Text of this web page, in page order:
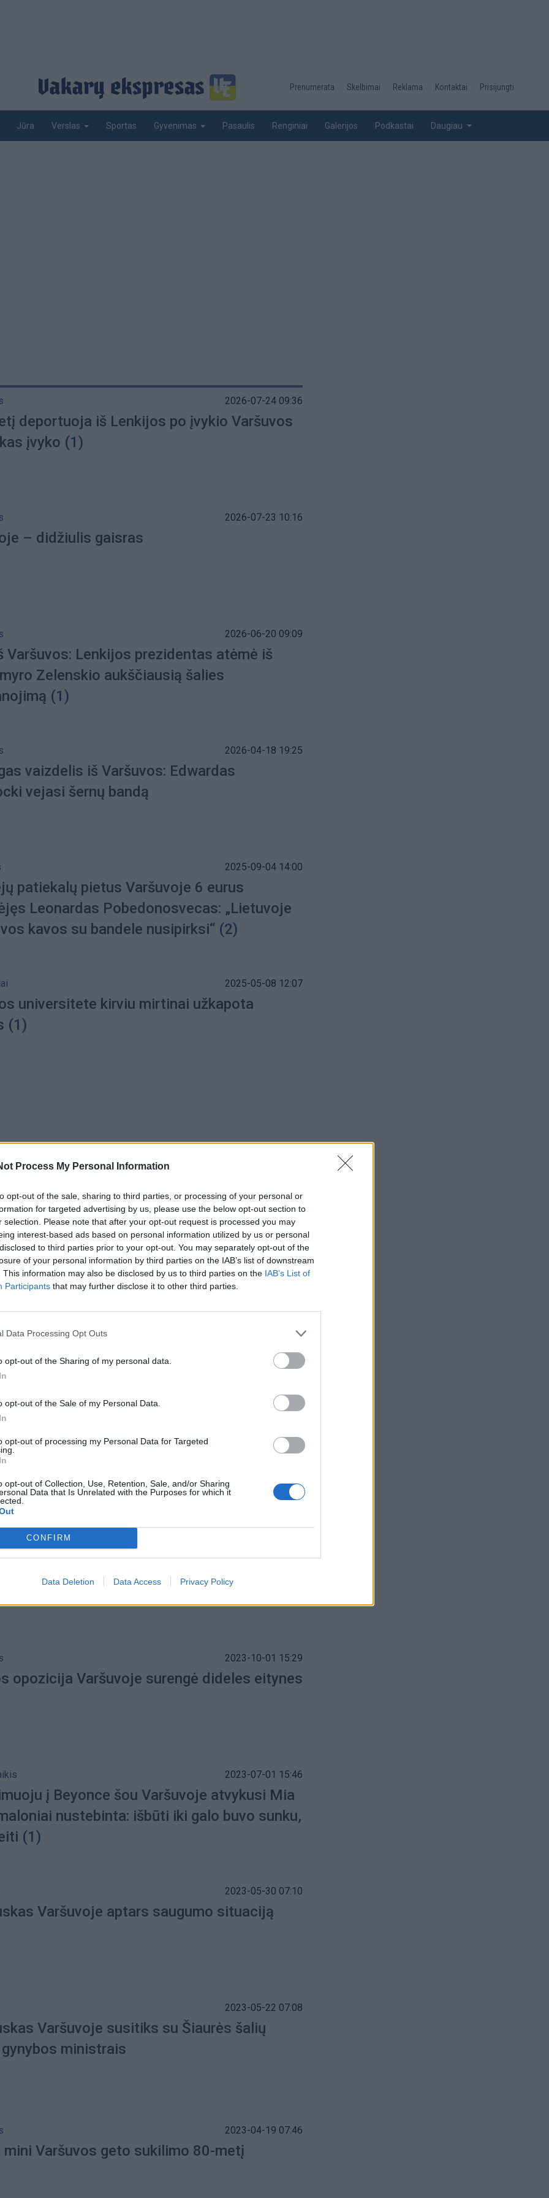
Process My Personal Information
opt-out of the sale, sharing to third parties, or processing of your personal or
for targeted advertising by us, please use the below opt-out section to
selection. Please note that after your opt-out request is processed you may
interest-based ads based on personal information utilized by us or personal
to third parties prior to your opt-out. You may separately opt-out of the
of your personal information by third parties on the IAB’s list of downstream
This information may also be disclosed by us to third parties on the IAB’s List of
Participants that may further disclose it to other third parties.
Data Processing Opt Outs
opt-out of the Sharing of my personal data.
opt-out of the Sale of my Personal Data.
opt-out of processing my Personal Data for Targeted
opt-out of Collection, Use, Retention, Sale, and/or Sharing
Data that Is Unrelated with the Purposes for which it
CONFIRM
Data Deletion Data Access Privacy Policy
Desktop
top
Prenumerata Skelbimai Reklama Kontaktai Prisijungti
Jūra Verslas Sportas Gyvenimas Pasaulis Renginiai Galerijos Podkastai Daugiau
2026-07-24 09:36
deportuoja iš Lenkijos po įvykio Varšuvos
įvyko (1)
2026-07-23 10:16
– didžiulis gaisras
2026-06-20 09:09
Varšuvos: Lenkijos prezidentas atėmė iš
Zelenskio aukščiausią šalies
(1)
2026-04-18 19:25
vaizdelis iš Varšuvos: Edwardas
vejasi šernų bandą
2025-09-04 14:00
patiekalų pietus Varšuvoje 6 eurus
Leonardas Pobedonosvecas: „Lietuvoje
kavos su bandele nusipirksi“ (2)
2025-05-08 12:07
universitete kirviu mirtinai užkapota
(1)
išardė Baltarusijos ir Rusijos šantažo grupę
išvykoms: trys kelionės autobusu
kainą
2023-10-01 15:29
opozicija Varšuvoje surengė dideles eitynes
2023-07-01 15:46
į Beyonce šou Varšuvoje atvykusi Mia
nustebinta: išbūti iki galo buvo sunku,
(1)
2023-05-30 07:10
Varšuvoje aptars saugumo situaciją
2023-05-22 07:08
Varšuvoje susitiks su Šiaurės šalių
ministrais
2023-04-19 07:46
mini Varšuvos geto sukilimo 80-metį